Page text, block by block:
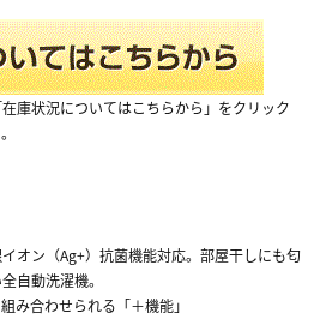
庫状況についてはこちらから」をクリック
オン（Ag+）抗菌機能対応。部屋干しにも匂
自動洗濯機。
み合わせられる「＋機能」